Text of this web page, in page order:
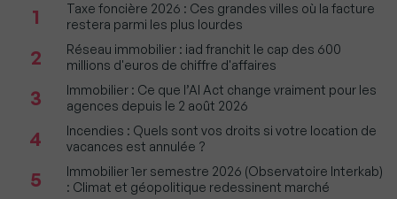
1
Taxe foncière 2026 : Ces grandes villes où la facture
restera parmi les plus lourdes
2
Réseau immobilier : iad franchit le cap des 600
millions d'euros de chiffre d'affaires
3
Immobilier : Ce que l’AI Act change vraiment pour les
agences depuis le 2 août 2026
4
Incendies : Quels sont vos droits si votre location de
vacances est annulée ?
5
Immobilier 1er semestre 2026 (Observatoire Interkab)
: Climat et géopolitique redessinent marché